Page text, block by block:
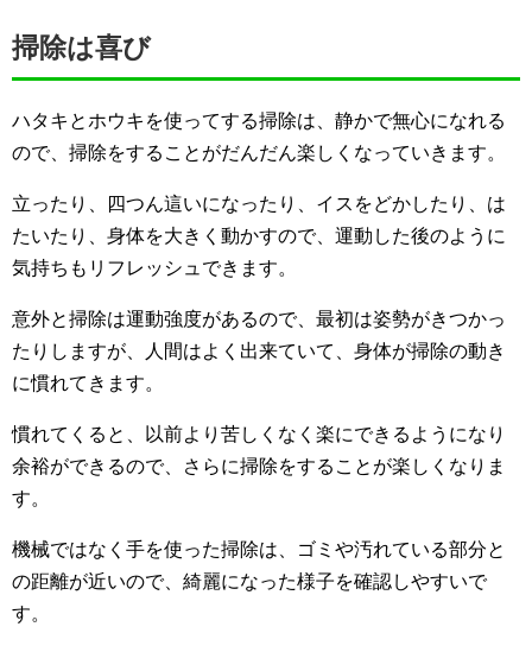
掃除は喜び
ハタキとホウキを使ってする掃除は、静かで無心になれる
ので、掃除をすることがだんだん楽しくなっていきます。
立ったり、四つん這いになったり、イスをどかしたり、は
たいたり、身体を大きく動かすので、運動した後のように
気持ちもリフレッシュできます。
意外と掃除は運動強度があるので、最初は姿勢がきつかっ
たりしますが、人間はよく出来ていて、身体が掃除の動き
に慣れてきます。
慣れてくると、以前より苦しくなく楽にできるようになり
余裕ができるので、さらに掃除をすることが楽しくなりま
す。
機械ではなく手を使った掃除は、ゴミや汚れている部分と
の距離が近いので、綺麗になった様子を確認しやすいで
す。